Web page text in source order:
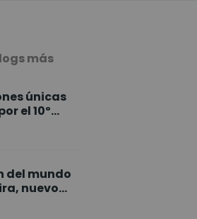
más
únicas
el 10º
del mundo
nuevo